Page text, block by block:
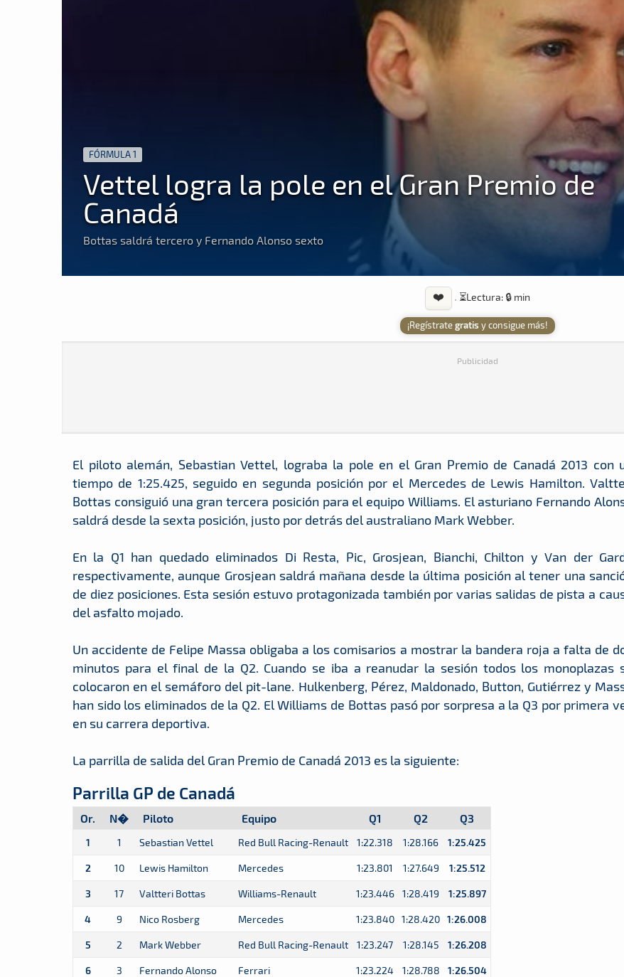
FÓRMULA 1
Vettel logra la pole en el Gran Premio de
Canadá
Bottas saldrá tercero y Fernando Alonso sexto
❤️ · ⏳Lectura: 🔒 min
¡Regístrategratis y consigue más!
Publicidad
El piloto alemán, Sebastian Vettel, lograba la pole en el Gran Premio de Canadá 2013 con
tiempo de 1:25.425, seguido en segunda posición por el Mercedes de Lewis Hamilton.
Bottas consiguió una gran tercera posición para el equipo Williams. El asturiano Fernando
saldrá desde la sexta posición, justo por detrás del australiano Mark Webber.
En la Q1 han quedado eliminados Di Resta, Pic, Grosjean, Bianchi, Chilton y Van der
respectivamente, aunque Grosjean saldrá mañana desde la última posición al tener una
de diez posiciones. Esta sesión estuvo protagonizada también por varias salidas de pista a
del asfalto mojado.
Un accidente de Felipe Massa obligaba a los comisarios a mostrar la bandera roja a falta de
minutos para el final de la Q2. Cuando se iba a reanudar la sesión todos los monoplazas
colocaron en el semáforo del pit-lane. Hulkenberg, Pérez, Maldonado, Button, Gutiérrez y
han sido los eliminados de la Q2. El Williams de Bottas pasó por sorpresa a la Q3 por primera
en su carrera deportiva.
La parrilla de salida del Gran Premio de Canadá 2013 es la siguiente:
Parrilla GP de Canadá
Or. N� Piloto Equipo Q1 Q2 Q3
1 1 Sebastian Vettel Red Bull Racing-Renault 1:22.318 1:28.166 1:25.425
2 10 Lewis Hamilton Mercedes 1:23.801 1:27.649 1:25.512
3 17 Valtteri Bottas Williams-Renault 1:23.446 1:28.419 1:25.897
4 9 Nico Rosberg Mercedes 1:23.840 1:28.420 1:26.008
5 2 Mark Webber Red Bull Racing-Renault 1:23.247 1:28.145 1:26.208
6 3 Fernando Alonso Ferrari 1:23.224 1:28.788 1:26.504